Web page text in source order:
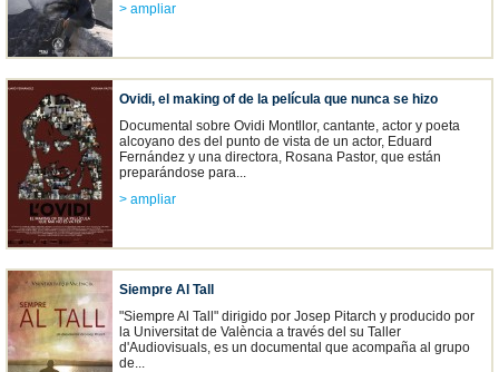
> ampliar
Ovidi, el making of de la película que nunca se hizo
Documental sobre Ovidi Montllor, cantante, actor y poeta
alcoyano des del punto de vista de un actor, Eduard
Fernández y una directora, Rosana Pastor, que están
preparándose para...
> ampliar
Siempre Al Tall
"Siempre Al Tall" dirigido por Josep Pitarch y producido por
la Universitat de València a través del su Taller
d'Audiovisuals, es un documental que acompaña al grupo
de...